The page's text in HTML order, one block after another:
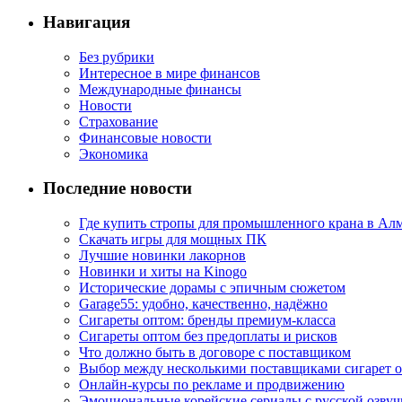
Навигация
Без рубрики
Интересное в мире финансов
Международные финансы
Новости
Страхование
Финансовые новости
Экономика
Последние новости
Где купить стропы для промышленного крана в
Скачать игры для мощных ПК
Лучшие новинки лакорнов
Новинки и хиты на Kinogo
Исторические дорамы с эпичным сюжетом
Garage55: удобно, качественно, надёжно
Сигареты оптом: бренды премиум-класса
Сигареты оптом без предоплаты и рисков
Что должно быть в договоре с поставщиком
Выбор между несколькими поставщиками сигарет
Онлайн-курсы по рекламе и продвижению